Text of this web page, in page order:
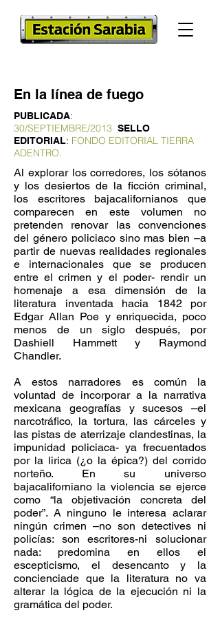
En la línea de fuego
PUBLICADA:
30/SEPTIEMBRE/2013 SELLO
EDITORIAL: FONDO EDITORIAL TIERRA
ADENTRO.
Al explorar los corredores, los sótanos
y los desiertos de la ficción criminal,
los escritores bajacalifornianos que
comparecen en este volumen no
pretenden renovar las convenciones
del género policiaco sino mas bien –a
partir de nuevas realidades regionales
e internacionales que se producen
entre el crimen y el poder- rendir un
homenaje a esa dimensión de la
literatura inventada hacia 1842 por
Edgar Allan Poe y enriquecida, poco
menos de un siglo después, por
Dashiell Hammett y Raymond
Chandler.
A estos narradores es común la
voluntad de incorporar a la narrativa
mexicana geografías y sucesos –el
narcotráfico, la tortura, las cárceles y
las pistas de aterrizaje clandestinas, la
impunidad policiaca- ya frecuentados
por la lirica (¿o la épica?) del corrido
norteño. En su universo
bajacaliforniano la violencia se ejerce
como “la objetivación concreta del
poder”. A ninguno le interesa aclarar
ningún crimen –no son detectives ni
policías: son escritores-ni solucionar
nada: predomina en ellos el
escepticismo, el desencanto y la
concienciade que la literatura no va
alterar la lógica de la ejecución ni la
gramática del poder.